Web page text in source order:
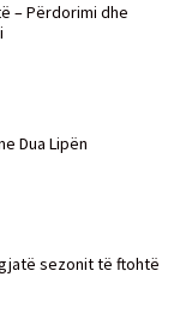
– Përdorimi dhe
Dua Lipën
sezonit të ftohtë